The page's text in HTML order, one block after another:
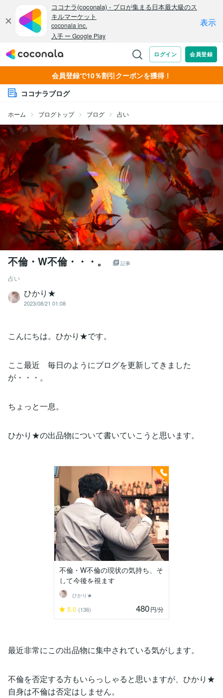
会員登録で10％割引クーポンを獲得！
ココナラブログ
ホーム ブログトップ ブログ 占い
不倫・W不倫・・・。 記事
占い
ひかり★
2023/08/21 01:08
こんにちは。ひかり★です。
ここ最近 毎日のようにブログを更新してきました
が・・・。
ちょっと一息。
ひかり★の出品物について書いていこうと思います。
不倫・W不倫の現状の気持ち、そ
して今後を視ます
ひかり★
5.0 (136) 480円/分
最近非常にこの出品物に集中されている気がします。
不倫を否定する方もいらっしゃると思いますが、ひかり★
自身は不倫は否定はしません。